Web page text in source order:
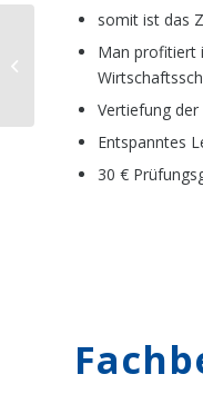
somit ist das
Man profitiert
Vertiefung
Entspanntes
30 €
Reli­gi­on / Ethik